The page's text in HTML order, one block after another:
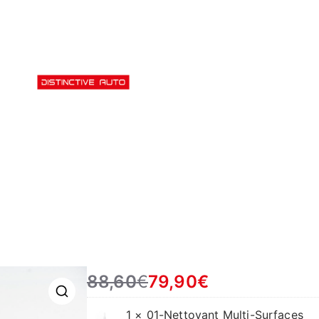
88,60€79,90€
1 × 01-Nettoyant Multi-Surfaces